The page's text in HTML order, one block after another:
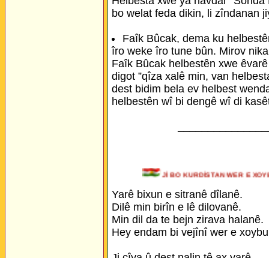
bo welat feda dikin, li zîndanan
Faîk Bûcak, dema ku
îro weke îro tune bûn. Mirov
Faîk Bûcak helbestên xwe
digot ”qîza xalê min, van
dest bidim bela ev helbest
helbestên wî bi dengê wî di
Jİ BO KURDİSTAN WER E
Yarê bixun e sitranê dîlanê.
Dilê min birîn e lê dilovanê.
Min dil da te bejn zirava halanê.
Hey endam bi vejînî wer e